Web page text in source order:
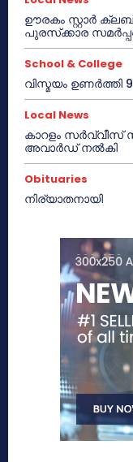
ഊരകം സ്റ്റാർ
പുരസ്‌ക്കാര
School & College
വിസ്മയം
Local News
കാറളം സർവ്വീസ്
അവാർഡ് നൽകി
Obituaries
നിര്യാതനായി